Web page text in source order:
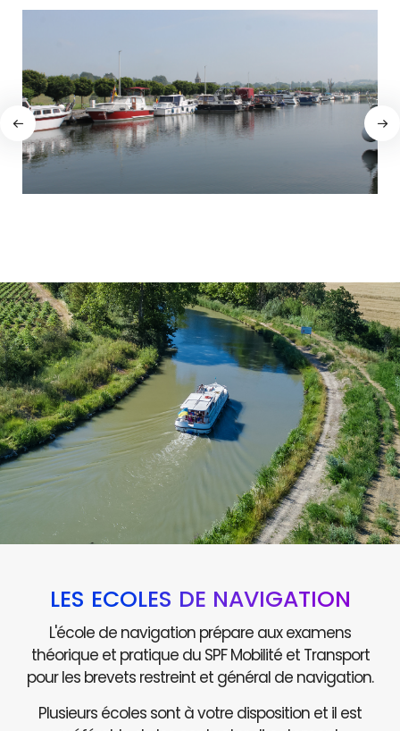
LES ÉCOLES DE NAVIGATION
L'école de navigation prépare aux examens
théorique et pratique du SPF Mobilité et Transport
pour les brevets restreint et général de navigation.
Plusieurs écoles sont à votre disposition et il est